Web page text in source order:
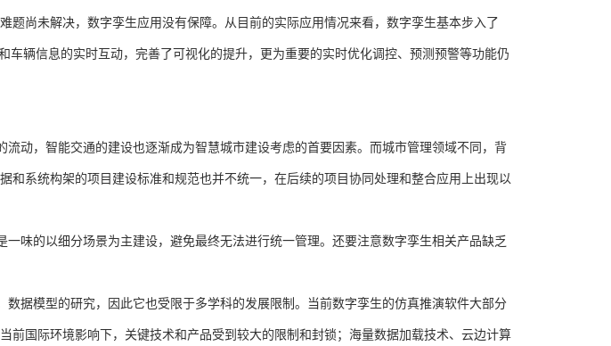
尚未解决，数字孪生应用没有保障。从目前的实际应用情况来看，数字孪生基本步入了
辆信息的实时互动，完善了可视化的提升，更为重要的实时优化调控、预测预警等功能仍
动，智能交通的建设也逐渐成为智慧城市建设考虑的首要因素。而城市管理领域不同，背
系统构架的项目建设标准和规范也并不统一，在后续的项目协同处理和整合应用上出现以
味的以细分场景为主建设，避免最终无法进行统一管理。还要注意数字孪生相关产品缺乏
据模型的研究，因此它也受限于多学科的发展限制。当前数字孪生的仿真推演软件大部分
国际环境影响下，关键技术和产品受到较大的限制和封锁；海量数据加载技术、云边计算